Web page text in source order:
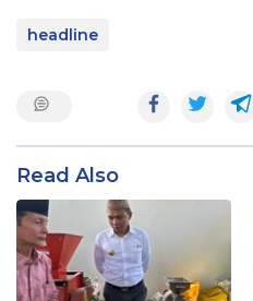
headline
Read Also